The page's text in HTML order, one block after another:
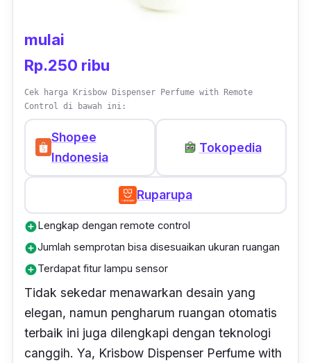
lebih dari 2 bulan. Jadi, tunggu apalagi? Buat
kualitas udara di rumahmu bebas kuman
ruangan otomatis. Harganya pun hanya Rp.
30 ribuan saja.
mulai
Rp.250 ribu
Cek harga Krisbow Dispenser Perfume with Remote
Control di bawah ini:
Shopee
Indonesia
Tokopedia
Ruparupa
add_circleLengkap dengan remote control
add_circleJumlah semprotan bisa disesuaikan ukuran ruangan
add_circleTerdapat fitur lampu sensor
Tidak sekedar menawarkan desain yang
elegan, namun pengharum ruangan otomatis
terbaik ini juga dilengkapi dengan teknologi
canggih. Ya, Krisbow Dispenser Perfume with